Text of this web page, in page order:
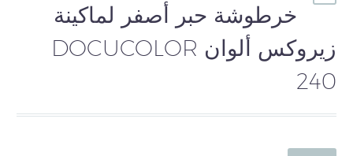
خرطوشة حبر أصفر لماكينة
زيروكس ألوان DOCUCOLOR
240